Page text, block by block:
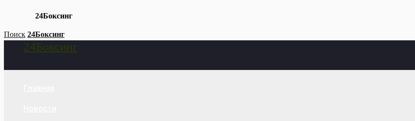
24Боксинг
Skip
Поиск 24Боксинг
24Боксинг